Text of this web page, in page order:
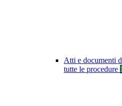
Atti e documenti
tutte le procedure 1